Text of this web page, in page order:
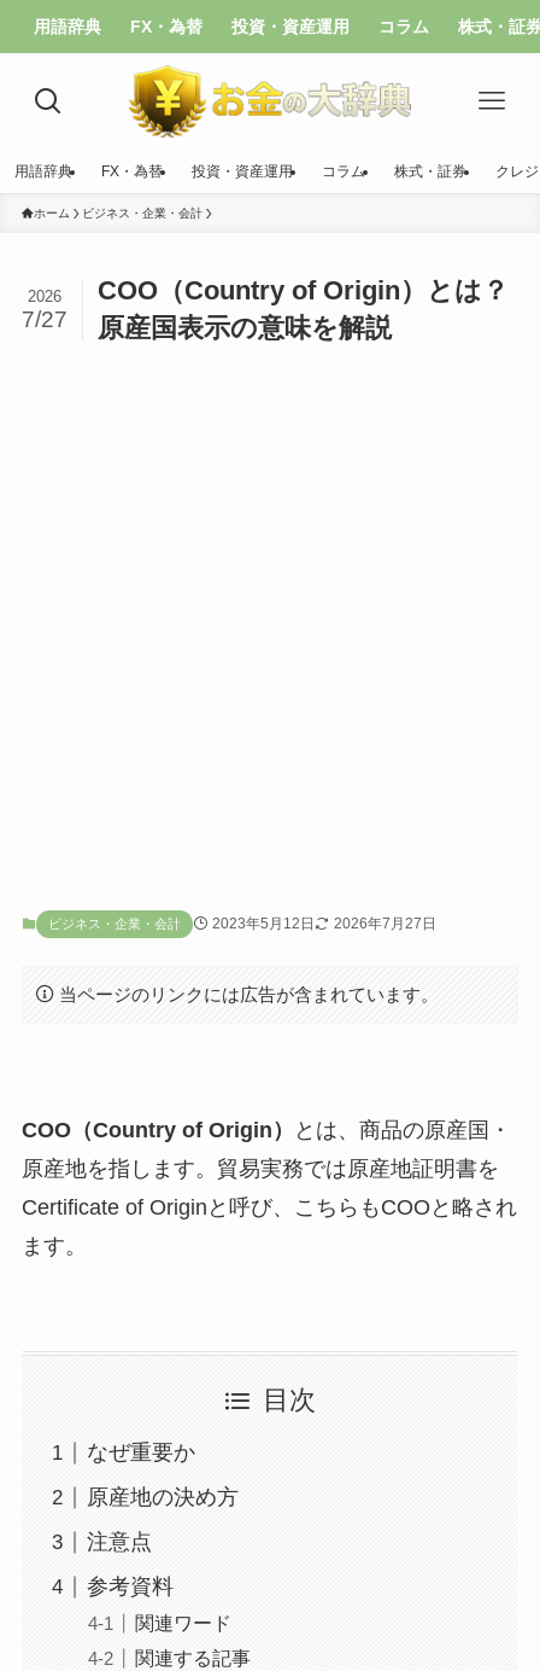
用語辞典 FX・為替 投資・資産運用 コラム 株式・証
用語辞典 FX・為替 投資・資産運用 コラム 株式・証券 クレ
ホーム ビジネス・企業・会計
COO（Country of Origin）とは？
原産国表示の意味を解説
2026
7/27
ビジネス・企業・会計 2023年5月12日 2026年7月27日
当ページのリンクには広告が含まれています。
COO（Country of Origin）
とは、商品の原産国・
原産地を指します。貿易実務では原産地証明書を
Certificate of Originと呼び、こちらもCOOと略され
ます。
目次
なぜ重要か
原産地の決め方
注意点
参考資料
関連ワード
関連する記事